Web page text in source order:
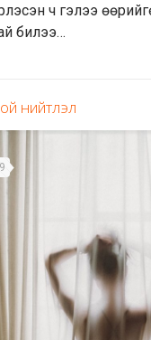
ч гэлээ
билээ…
нийтлэл